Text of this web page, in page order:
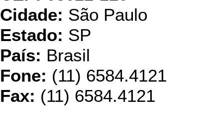
Cidade: São Paulo
Estado: SP
País: Brasil
Fone: (11) 6584.4121
Fax: (11) 6584.4121